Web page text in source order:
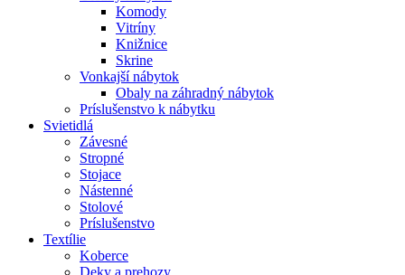
Komody
Vitríny
Knižnice
Skrine
Vonkajší nábytok
Obaly na záhradný nábytok
Príslušenstvo k nábytku
Svietidlá
Závesné
Stropné
Stojace
Nástenné
Stolové
Príslušenstvo
Textílie
Koberce
Deky a prehozy